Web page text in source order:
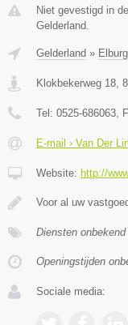
Niet gevestigd in
Gelderland.
Gelderland » Elburg
Klokbekerweg 18
Tel: 0525-686063 ,
E-mail › Van Der
Website: http://
Voor al uw
Diensten onbekend
Openingstijden
Sociale media: